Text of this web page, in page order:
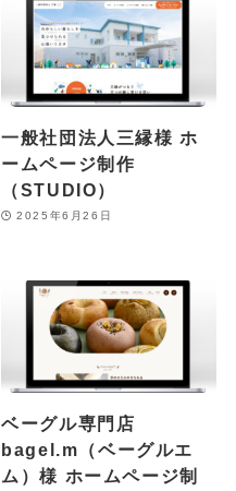
一般社団法人三縁様 ホ
ームページ制作
（STUDIO）
2025年6月26日
ベーグル専門店
bagel.m（ベーグルエ
ム）様 ホームページ制